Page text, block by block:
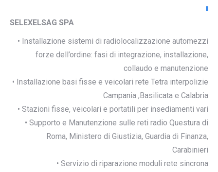
SELEXELSAG SPA
• Installazione sistemi di radiolocalizzazione automezzi
forze dell’ordine: fasi di integrazione, installazione,
collaudo e manutenzione
• Installazione basi fisse e veicolari rete Tetra interpolizie
Campania ,Basilicata e Calabria
• Stazioni fisse, veicolari e portatili per insediamenti vari
• Supporto e Manutenzione sulle reti radio Questura di
Roma, Ministero di Giustizia, Guardia di Finanza,
Carabinieri
• Servizio di riparazione moduli rete sincrona